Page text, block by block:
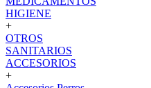
HIGIENE
+
OTROS
SANITARIOS
ACCESORIOS
+